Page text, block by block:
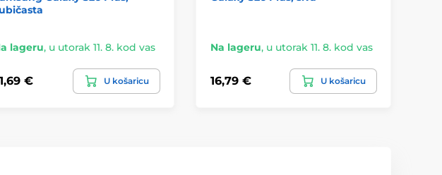
lageru, u utorak 11. 8. kod vas
€ U košaricu
Na lageru, u utorak 11. 8. kod vas
16,79 € U košaricu